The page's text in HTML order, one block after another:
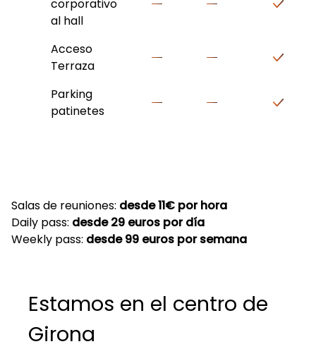
corporativo
al hall
Acceso
Terraza
Parking
patinetes
Salas de reuniones: desde 11€ por hora
Daily pass: desde 29 euros por día
Weekly pass: desde 99 euros por semana
Estamos en el centro de
Girona